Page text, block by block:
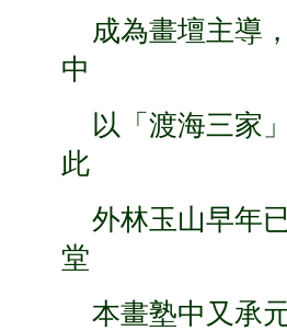
成為畫壇主導
中
以「渡海三家
此
外林玉山早年
堂
本畫塾中又承